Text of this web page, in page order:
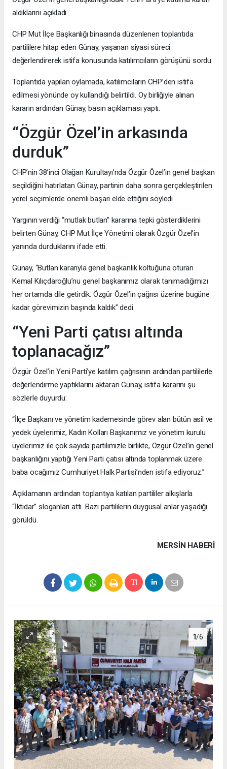
aldıklarını açıkladı.
CHP Mut İlçe Başkanlığı binasında düzenlenen toplantıda
partililere hitap eden Günay, yaşanan siyasi süreci
değerlendirerek istifa konusunda katılımcıların görüşünü sordu.
Toplantıda yapılan oylamada, katılımcıların CHP’den istifa
edilmesi yönünde oy kullandığı belirtildi. Oy birliğiyle alınan
kararın ardından Günay, basın açıklaması yaptı.
“Özgür Özel’in arkasında
durduk”
CHP’nin 38’inci Olağan Kurultayı’nda Özgür Özel’in genel başkan
seçildiğini hatırlatan Günay, partinin daha sonra gerçekleştirilen
yerel seçimlerde önemli başarı elde ettiğini söyledi.
Yargının verdiği “mutlak butlan” kararına tepki gösterdiklerini
belirten Günay, CHP Mut İlçe Yönetimi olarak Özgür Özel’in
yanında durduklarını ifade etti.
Günay, “Butlan kararıyla genel başkanlık koltuğuna oturan
Kemal Kılıçdaroğlu’nu genel başkanımız olarak tanımadığımızı
her ortamda dile getirdik. Özgür Özel’in çağrısı üzerine bugüne
kadar görevimizin başında kaldık” dedi.
“Yeni Parti çatısı altında
toplanacağız”
Özgür Özel’in Yeni Parti’ye katılım çağrısının ardından partililerle
değerlendirme yaptıklarını aktaran Günay, istifa kararını şu
sözlerle duyurdu:
“İlçe Başkanı ve yönetim kademesinde görev alan bütün asil ve
yedek üyelerimiz, Kadın Kolları Başkanımız ve yönetim kurulu
üyelerimiz ile çok sayıda partilimizle birlikte, Özgür Özel’in genel
başkanlığını yaptığı Yeni Parti çatısı altında toplanmak üzere
baba ocağımız Cumhuriyet Halk Partisi’nden istifa ediyoruz.”
Açıklamanın ardından toplantıya katılan partililer alkışlarla
“İktidar” sloganları attı. Bazı partililerin duygusal anlar yaşadığı
görüldü.
MERSIN HABERİ
1/6